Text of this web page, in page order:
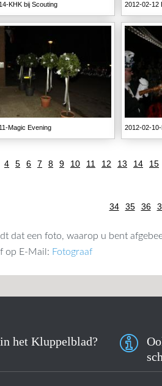
KHK bij Scouting 2012-02-12
Magic Evening 2012-02-
4 5 6 7 8 9 10 11 12 13 14 15
34 35 36
dat een foto, waarop u bent
op E-Mail: Fotograaf
het Kluppelblad?